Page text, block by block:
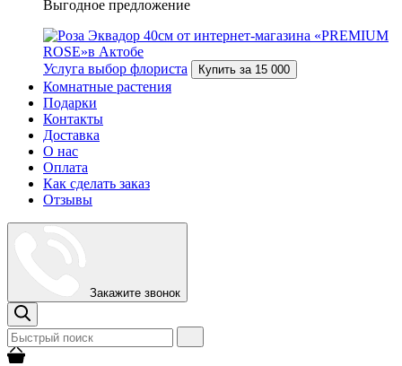
Выгодное предложение
Услуга выбор флориста Купить за 15 000
Комнатные растения
Подарки
Контакты
Доставка
О нас
Оплата
Как сделать заказ
Отзывы
Закажите звонок